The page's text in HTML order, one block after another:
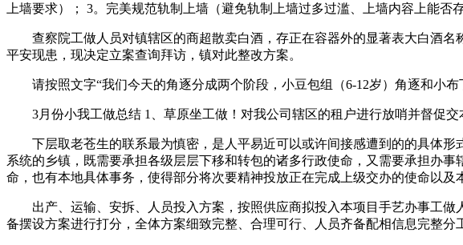
上墙要求）； 3。完美规范轨制上墙（避免轨制上墙过多过滥、上墙内容上能否存
查察院工做人员对镇辖区的商超散卖白酒，存正在容器外的显著表大白酒名
平安现患，现决定立案查询拜访，镇对此整改方案。
请按照文字“我们今天的角逐分成两个阶段，小豆包组（6-12岁）角逐和小布
3月份小我工做总结 1、草原坐工做！对我公司辖区的租户进行放哨并督促交
下层取老苍生的联系最为慎密，是人平易近可以或许间接感遭到的的具体形
系统的乡镇，既需要承担各级层层下移和转包的诸多行政使命，又需要承担办
命，也有本地具体事务，使得部分将次要精神投放正在完成上级交办的使命以
出产、运输、安拆、人员投入方案，按照供应商拟投入本项目手艺办事工做
备摆设方案进行打分，全体方案细致完整、合理可行、人员齐备配相信息完整分